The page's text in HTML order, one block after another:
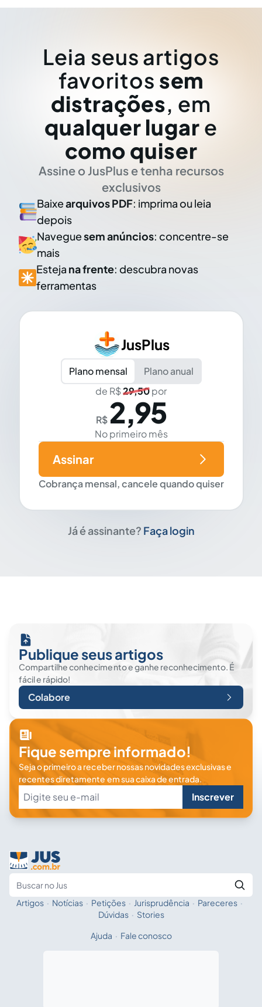
Leia seus artigos
favoritos sem
distrações, em
qualquer lugar e
como quiser
Assine o JusPlus e tenha recursos
exclusivos
Baixearquivos PDF: imprima ou leia
depois
Naveguesem anúncios: concentre-se
mais
Esteja na frente: descubra novas
ferramentas
JusPlus
Plano mensal
Plano anual
de R$29,50por
R$ 2,95
No primeiro mês
Cobrança mensal, cancele quando quiser
Assinar
Já é assinante? Faça login
Publique seus artigos
Compartilhe conhecimento e ganhe reconhecimento. É
fácil e rápido!
Colabore
Fique sempre informado!
Seja o primeiro a receber nossas novidades exclusivas e
recentes diretamente em sua caixa de entrada.
Inscrever
Fale com a IA
Artigos · Notícias · Petições · Jurisprudência · Pareceres ·
Dúvidas · Stories
Ajuda · Fale conosco